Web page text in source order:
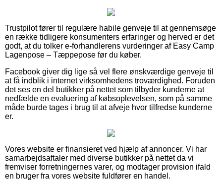
Trustpilot fører til regulære habile genveje til at gennemsøge
en række tidligere konsumenters erfaringer og herved er det
godt, at du tolker e-forhandlerens vurderinger af Easy Camp
Lagenpose – Tæppepose før du køber.
Facebook giver dig lige så vel flere ønskværdige genveje til
at få indblik i internet virksomhedens troværdighed. Foruden
det ses en del butikker på nettet som tilbyder kunderne at
nedfælde en evaluering af købsoplevelsen, som på samme
måde burde tages i brug til at afveje hvor tilfredse kunderne
er.
Vores website er finansieret ved hjælp af annoncer. Vi har
samarbejdsaftaler med diverse butikker på nettet da vi
fremviser forretningernes varer, og modtager provision ifald
en bruger fra vores website fuldfører en handel.